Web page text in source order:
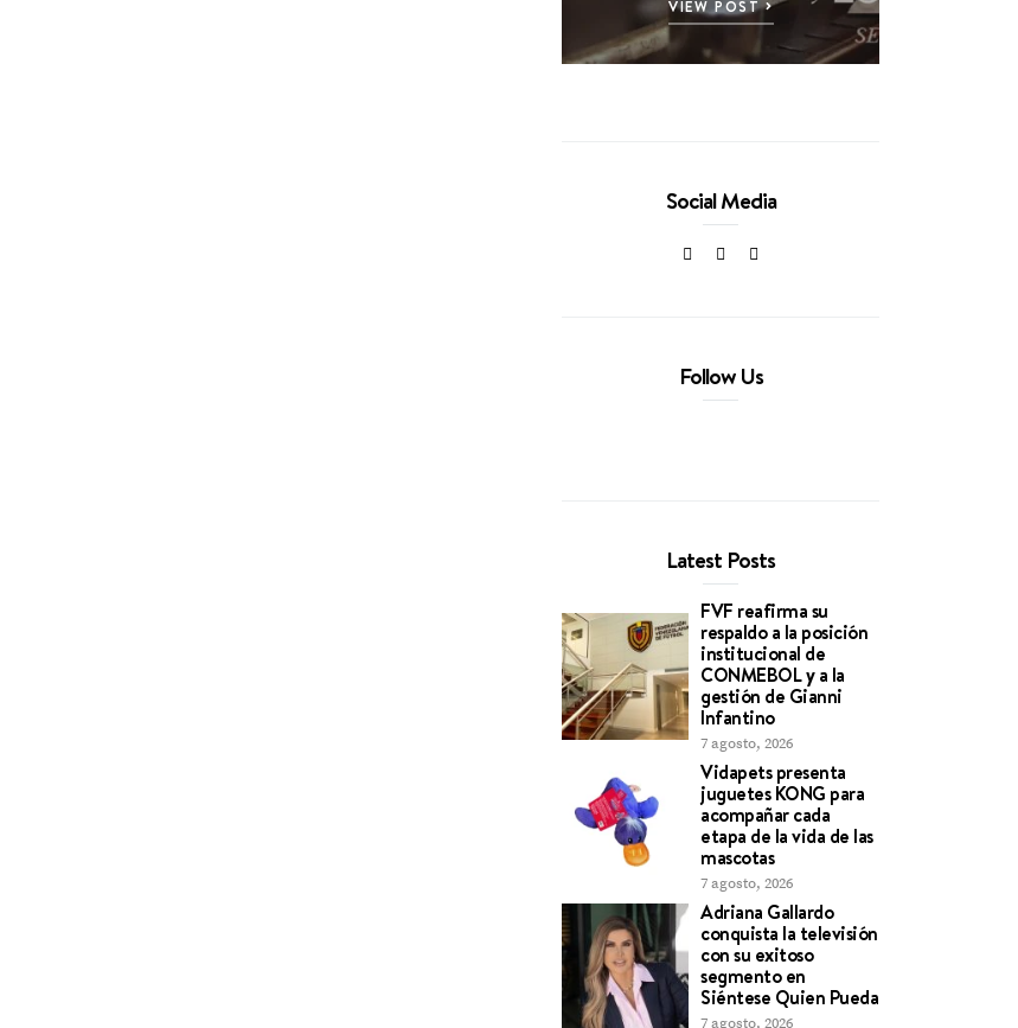
VIEW POST
Social Media
Follow Us
Latest Posts
FVF reafirma su
respaldo a la posición
institucional de
CONMEBOL y a la
gestión de Gianni
Infantino
7 agosto, 2026
Vidapets presenta
juguetes KONG para
acompañar cada
etapa de la vida de las
mascotas
7 agosto, 2026
Adriana Gallardo
conquista la televisión
con su exitoso
segmento en
Siéntese Quien Pueda
7 agosto, 2026